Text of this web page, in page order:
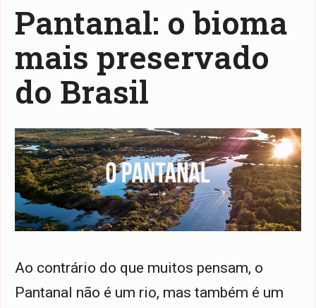
Pantanal: o bioma
mais preservado
do Brasil
Ao contrário do que muitos pensam, o
Pantanal não é um rio, mas também é um